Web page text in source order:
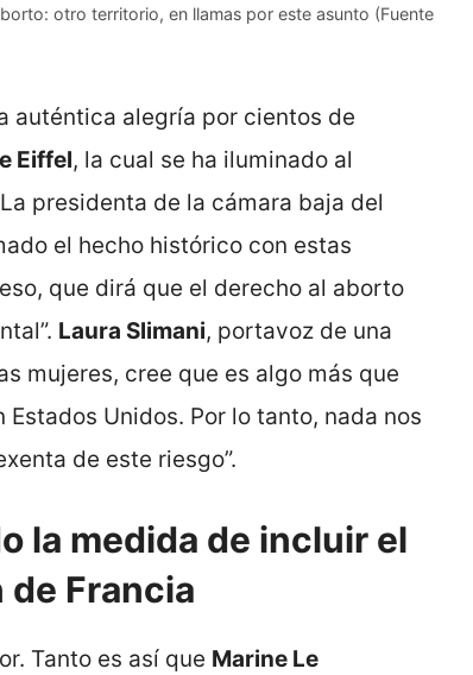
otro territorio, en llamas por este asunto (Fuente
auténtica alegría por cientos de
Eiffel, la cual se ha iluminado al
presidenta de la cámara baja del
el hecho histórico con estas
que dirá que el derecho al aborto
Laura Slimani, portavoz de una
mujeres, cree que es algo más que
Unidos. Por lo tanto, nada nos
de este riesgo”.
la medida de incluir el
Francia
Tanto es así que Marine Le